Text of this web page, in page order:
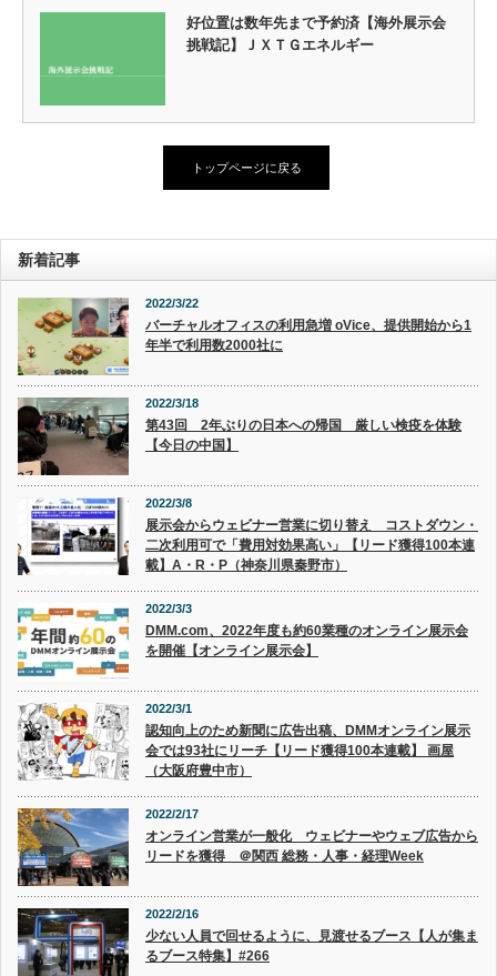
好位置は数年先まで予約済【海外展示会
挑戦記】ＪＸＴＧエネルギー
トップページに戻る
新着記事
2022/3/22
バーチャルオフィスの利用急増 oVice、提供開始から1
年半で利用数2000社に
2022/3/18
第43回 2年ぶりの日本への帰国 厳しい検疫を体験
【今日の中国】
2022/3/8
展示会からウェビナー営業に切り替え コストダウン・
二次利用可で「費用対効果高い」【リード獲得100本連
載】A・R・P（神奈川県秦野市）
2022/3/3
DMM.com、2022年度も約60業種のオンライン展示会
を開催【オンライン展示会】
2022/3/1
認知向上のため新聞に広告出稿、DMMオンライン展示
会では93社にリーチ【リード獲得100本連載】 画屋
（大阪府豊中市）
2022/2/17
オンライン営業が一般化 ウェビナーやウェブ広告から
リードを獲得 ＠関西 総務・人事・経理Week
2022/2/16
少ない人員で回せるように、見渡せるブース【人が集ま
るブース特集】#266